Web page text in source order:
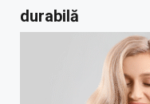
durabilă